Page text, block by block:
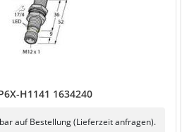
H1141 1634240
auf Bestellung (Lieferzeit anfragen).